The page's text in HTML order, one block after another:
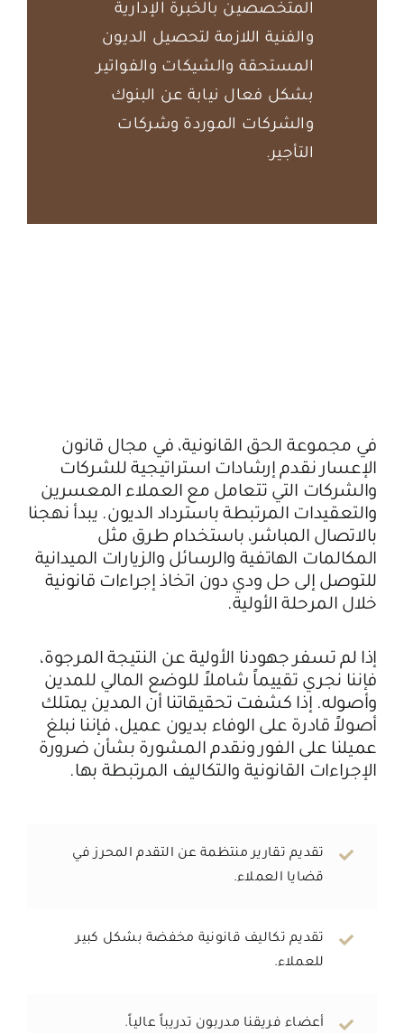
المتخصصين بالخبرة الإدارية
والفنية اللازمة لتحصيل الديون
المستحقة والشيكات والفواتير
بشكل فعال نيابة عن البنوك
والشركات الموردة وشركات
التأجير.
في مجموعة الحق القانونية، في مجال قانون
الإعسار نقدم إرشادات استراتيجية للشركات
والشركات التي تتعامل مع العملاء المعسرين
والتعقيدات المرتبطة باسترداد الديون. يبدأ نهجنا
بالاتصال المباشر، باستخدام طرق مثل
المكالمات الهاتفية والرسائل والزيارات الميدانية
للتوصل إلى حل ودي دون اتخاذ إجراءات قانونية
خلال المرحلة الأولية.
إذا لم تسفر جهودنا الأولية عن النتيجة المرجوة،
فإننا نجري تقييماً شاملاً للوضع المالي للمدين
وأصوله. إذا كشفت تحقيقاتنا أن المدين يمتلك
أصولاً قادرة على الوفاء بديون عميل، فإننا نبلغ
عميلنا على الفور ونقدم المشورة بشأن ضرورة
الإجراءات القانونية والتكاليف المرتبطة بها.
تقديم تقارير منتظمة عن التقدم المحرز في
قضايا العملاء.
تقديم تكاليف قانونية مخفضة بشكل كبير
للعملاء.
أعضاء فريقنا مدربون تدريباً عالياً.